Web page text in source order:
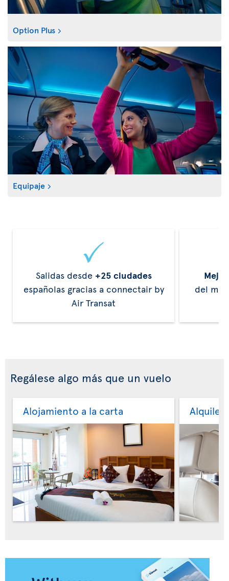
Option Plus
Equipaje
Salidas desde +25 ciudades
españolas gracias a connectair by
Air Transat
del
Regálese algo más que un vuelo
Alojamiento a la carta Alquiler